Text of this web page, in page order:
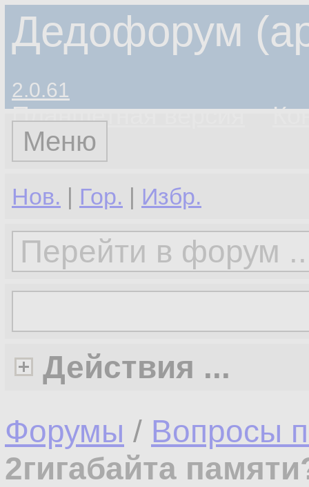
Дедофорум
2.0.61
Планшетная версия
Меню
Нов. | Гор. | Избр.
Действия ...
Форумы / Вопросы
2гигабайта